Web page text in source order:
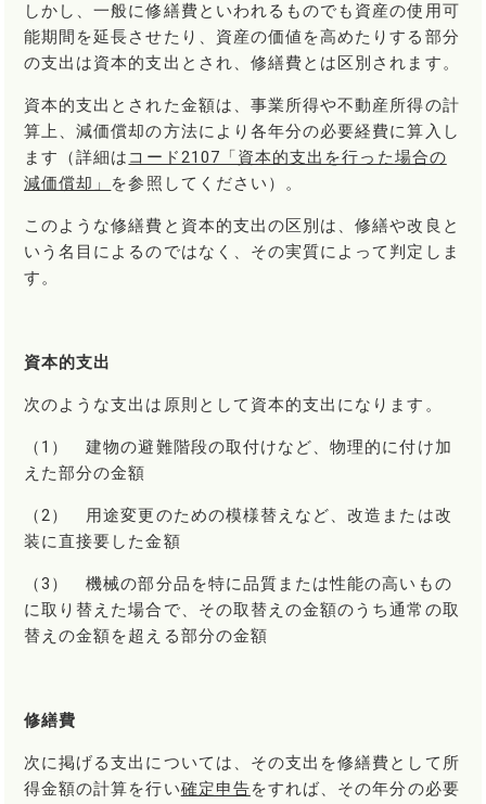
しかし、一般に修繕費といわれるものでも資産の使用可
能期間を延長させたり、資産の価値を高めたりする部分
の支出は資本的支出とされ、修繕費とは区別されます。
資本的支出とされた金額は、事業所得や不動産所得の計
算上、減価償却の方法により各年分の必要経費に算入し
ます（詳細は コード2107「資本的支出を行った場合の
減価償却」 を参照してください）。
このような修繕費と資本的支出の区別は、修繕や改良と
いう名目によるのではなく、その実質によって判定しま
す。
資本的支出
次のような支出は原則として資本的支出になります。
（1） 建物の避難階段の取付けなど、物理的に付け加
えた部分の金額
（2） 用途変更のための模様替えなど、改造または改
装に直接要した金額
（3） 機械の部分品を特に品質または性能の高いもの
に取り替えた場合で、その取替えの金額のうち通常の取
替えの金額を超える部分の金額
修繕費
次に掲げる支出については、その支出を修繕費として所
得金額の計算を行い確定申告をすれば、その年分の必要